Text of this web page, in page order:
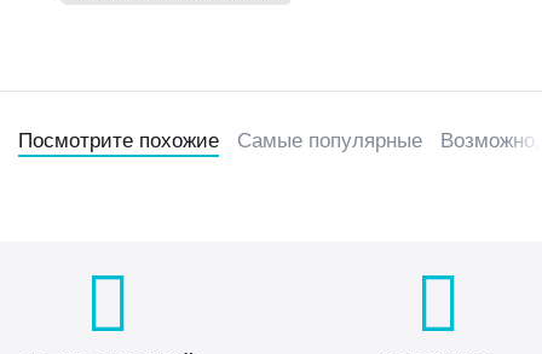
Посмотрите похожие Самые популярные Возможно,